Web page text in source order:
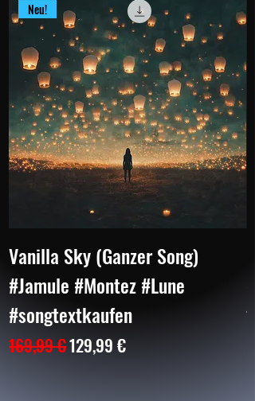
Neu!
Vanilla Sky (Ganzer Song)
#Jamule #Montez #Lune
#songtextkaufen
Standardpreis
169,99 €Sale-Preis
129,99 €